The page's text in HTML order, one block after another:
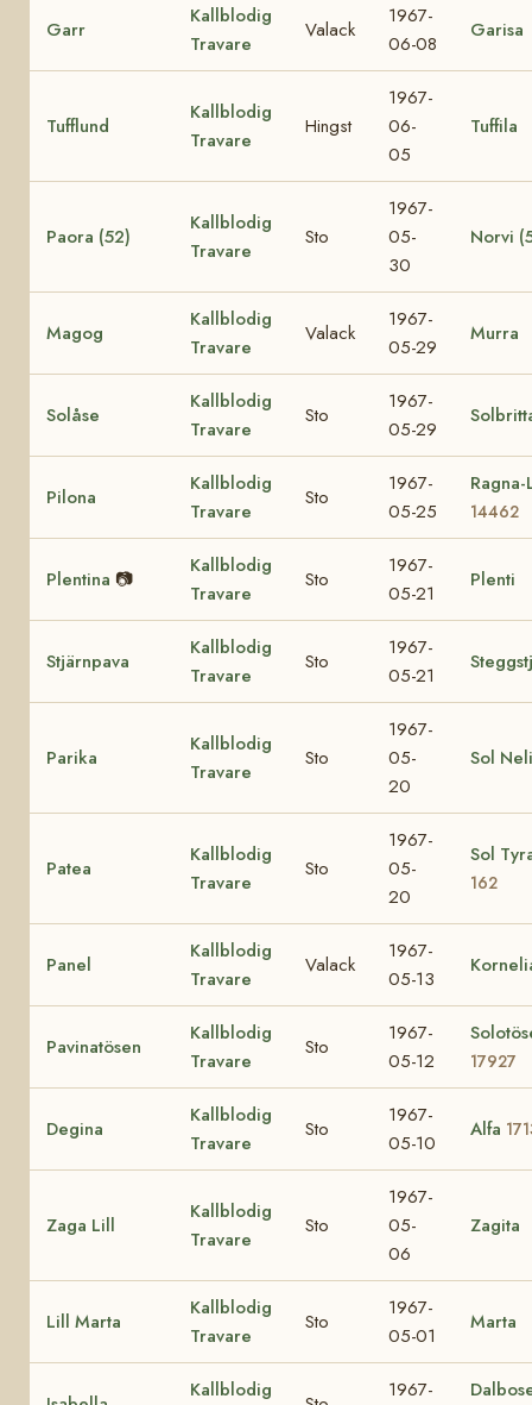
Garr
Kallblodig
Travare
Valack
1967-
06-08
Garisa
Tufflund
Kallblodig
Travare
Hingst
1967-
06-
05
Tuffila
Paora (52)
Kallblodig
Travare
Sto
1967-
05-
30
Norvi
Magog
Kallblodig
Travare
Valack
1967-
05-29
Murra
Solåse
Kallblodig
Travare
Sto
1967-
05-29
Pilona
Kallblodig
Travare
Sto
1967-
05-25
14462
Plentina 📷
Kallblodig
Travare
Sto
1967-
05-21
Plenti
Stjärnpava
Kallblodig
Travare
Sto
1967-
05-21
Parika
Kallblodig
Travare
Sto
1967-
05-
20
Sol Neli
Patea
Kallblodig
Travare
Sto
1967-
05-
20
Sol
162
Panel
Kallblodig
Travare
Valack
1967-
05-13
Pavinatösen
Kallblodig
Travare
Sto
1967-
05-12
17927
Degina
Kallblodig
Travare
Sto
1967-
05-10
Alfa
Zaga Lill
Kallblodig
Travare
Sto
1967-
05-
06
Zagita
Lill Marta
Kallblodig
Travare
Sto
1967-
05-01
Marta
Kallblodig
1967-